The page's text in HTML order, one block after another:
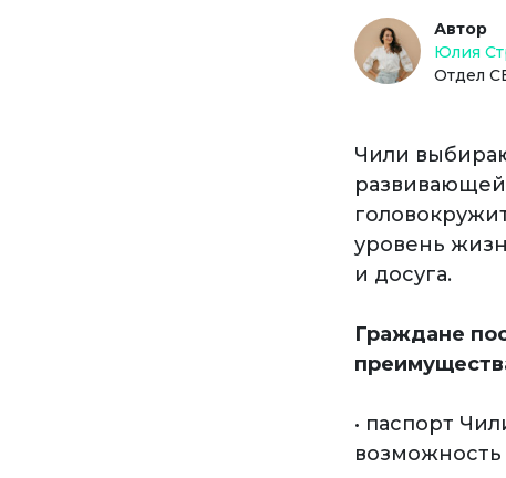
Автор
Юлия
Отдел
Чили
уровень
и досуга.
Граждане
• паспорт
возможность